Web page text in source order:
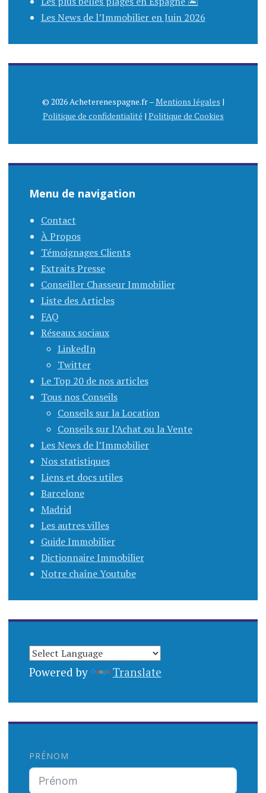
Les News de l’Immobilier en Juin 2026
© 2026 Acheterenespagne.fr –Mentions légales |
Politique de confidentialité | Politique de Cookies
Menu de navigation
Contact
À Propos
Témoignages Clients
Extraits Presse
Conseiller Chasseur Immobilier
Liste des Articles
FAQ
Réseaux sociaux
LinkedIn
Twitter
Le Top 20 de nos articles
Tous nos Conseils
Conseils sur la Location
Conseils sur l’Achat ou la Vente
Les News de l’Immobilier
Nos statistiques
Liens et docs utiles
Barcelone
Madrid
Les autres villes
Guide Immobilier
Dictionnaire Immobilier
Notre chaîne Youtube
Powered by Translate
PRÉNOM